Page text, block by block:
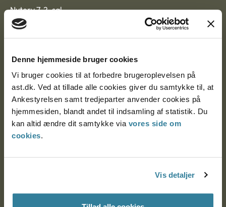
Denne hjemmeside bruger cookies
Vi bruger cookies til at forbedre brugeroplevelsen på
ast.dk. Ved at tillade alle cookies giver du samtykke til, at
Ankestyrelsen samt tredjeparter anvender cookies på
hjemmesiden, blandt andet til indsamling af statistik. Du
kan altid ændre dit samtykke via vores side om
cookies.
Vis detaljer
Nytorv 7, 2. sal
9000 Aalborg
Ankestyrelsen Aalborg
Ankestyrelsen København
EAN: 57 98 000 35 48 21
CVR: 1007 4002
Om Ankestyrelsen